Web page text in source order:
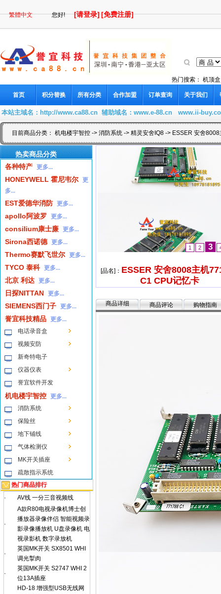
繁體中文 您好![请登录][免费注册]
热门搜索： 机顶盒
首页 积分替换 所有分类 合作加盟 订单查询 关于我们
本站主域名： http://www.ca88.cn 辅助域名： www.e-88.cn www.ii-
目前商品分类： 机电楼宇智控 -> 消防系统 -> 精灵安舍IQ8 -> ESSER 安舍
热卖商品分类
各种特产 更多...
HONEYWELL 霍尼韦尔 更
多...
EST爱德华消防 更多...
apollo阿波罗 更多...
consilium康士廉 更多...
Sirona西诺德 更多...
Thermo赛默飞世尔 更多...
TYCO 泰科 更多...
北京 利达 更多...
日探NITTAN 更多...
SIEMENS西门子 更多...
誉宜科技精品 更多...
电话录音盒
视频安防
新奇特电子
仪器仪表
誉宜软件开发
机电楼宇智控 更多...
消防系统
保险丝
地下铺线
气体检测仪
MK开关插座
疏散指示系统
热门商品排行
·
AV线 一分三音视频线
·
A款R80电视录像机博士创
播放器录像伴侣 智能视频录
影录像播放机 U盘录像机 电
视录影机 数字录放机
·
英国MK开关 SX8501 WHI
调光掣肉
·
英国MK开关 S2747 WHI 2
位13A插座
HD-18 增强型USB无线网
1 2 3
[品名]： ESSER 安舍8008主机
C1 CPU记忆卡
商品详细 商品评论 购物指南